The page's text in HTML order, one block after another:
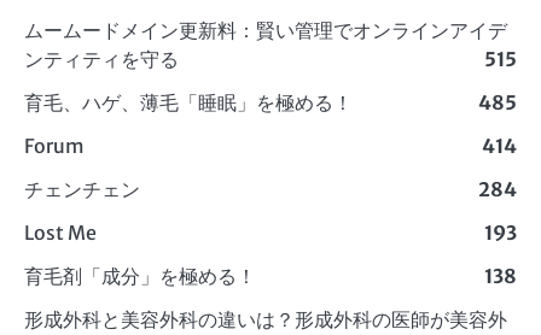
ムームードメイン更新料：賢い管理でオンラインアイデ
ンティティを守る
515
育毛、ハゲ、薄毛「睡眠」を極める！
485
Forum
414
チェンチェン
284
Lost Me
193
育毛剤「成分」を極める！
138
形成外科と美容外科の違いは？形成外科の医師が美容外